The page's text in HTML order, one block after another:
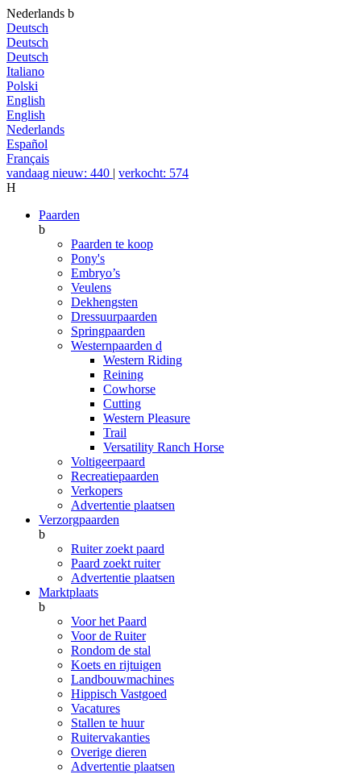
Nederlands b
Deutsch
Deutsch
Deutsch
Italiano
Polski
English
English
Nederlands
Español
Français
vandaag nieuw: 440 | verkocht: 574
H
Paarden
b
Paarden te koop
Pony's
Embryo’s
Veulens
Dekhengsten
Dressuurpaarden
Springpaarden
Westernpaarden d
Western Riding
Reining
Cowhorse
Cutting
Western Pleasure
Trail
Versatility Ranch Horse
Voltigeerpaard
Recreatiepaarden
Verkopers
Advertentie plaatsen
Verzorgpaarden
b
Ruiter zoekt paard
Paard zoekt ruiter
Advertentie plaatsen
Marktplaats
b
Voor het Paard
Voor de Ruiter
Rondom de stal
Koets en rijtuigen
Landbouwmachines
Hippisch Vastgoed
Vacatures
Stallen te huur
Ruitervakanties
Overige dieren
Advertentie plaatsen